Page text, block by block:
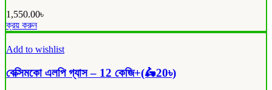
1,550.00৳
ক্রয় করুন
Add to wishlist
বেক্সিমকো এলপি গ্যাস – 12 কেজি+(🛵20৳)